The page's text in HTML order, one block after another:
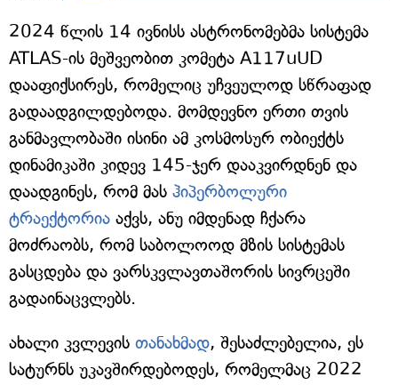
2024 წლის 14 ივნისს ასტრონომებმა სისტემა
ATLAS-ის მეშვეობით კომეტა A117uUD
დააფიქსირეს, რომელიც უჩვეულოდ სწრაფად
გადაადგილდებოდა. მომდევნო ერთი თვის
განმავლობაში ისინი ამ კოსმოსურ ობიექტს
დინამიკაში კიდევ 145-ჯერ დააკვირდნენ და
დაადგინეს, რომ მას ჰიპერბოლური
ტრაექტორია აქვს, ანუ იმდენად ჩქარა
მოძრაობს, რომ საბოლოოდ მზის სისტემას
გასცდება და ვარსკვლავთაშორის სივრცეში
გადაინაცვლებს.
ახალი კვლევის თანახმად, შესაძლებელია, ეს
სატურნს უკავშირდებოდეს, რომელმაც 2022